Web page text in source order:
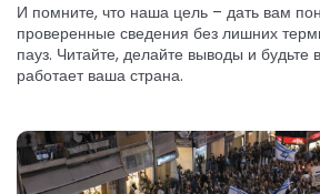
И помните, что наша цель – дать вам
проверенные сведения без лишних
пауз. Читайте, делайте выводы и будьте
работает ваша страна.